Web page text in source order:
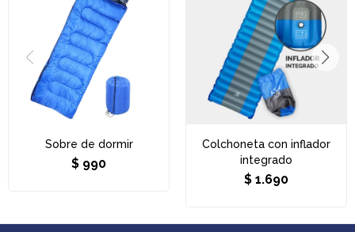
Sobre de dormir
$ 990
Colchoneta con inflador
integrado
$ 1.690